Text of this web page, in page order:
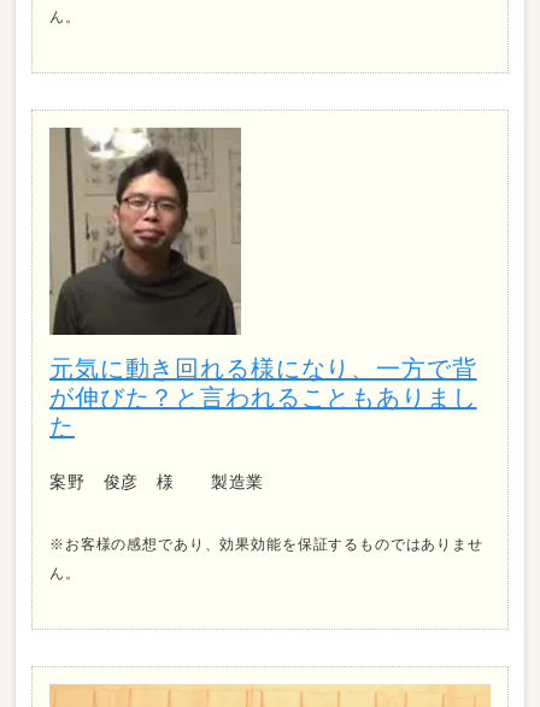
ん。
元気に動き回れる様になり、一方で背
が伸びた？と言われることもありまし
た
案野 俊彦 様 製造業
※お客様の感想であり、効果効能を保証するものではありませ
ん。